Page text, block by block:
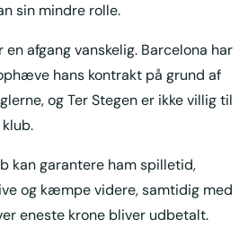
sin mindre rolle.
afgang vanskelig. Barcelona har
hans kontrakt på grund af
og Ter Stegen er ikke villig til
kan garantere ham spilletid,
og kæmpe videre, samtidig med
eneste krone bliver udbetalt.